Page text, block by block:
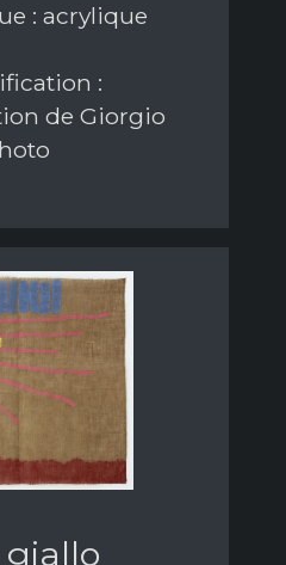
: acrylique
:
de Giorgio